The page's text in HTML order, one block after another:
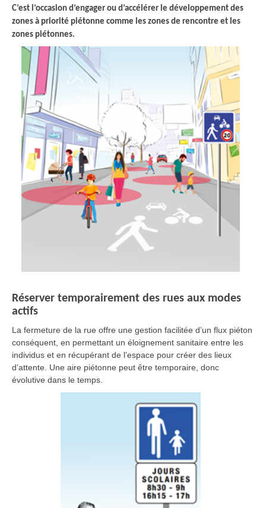
C’est l’occasion d’engager ou d’accélérer le développement des
zones à priorité piétonne comme les zones de rencontre et les
zones piétonnes.
Réserver temporairement des rues aux modes
actifs
La fermeture de la rue offre une gestion facilitée d’un flux piéton
conséquent, en permettant un éloignement sanitaire entre les
individus et en récupérant de l’espace pour créer des lieux
d’attente. Une aire piétonne peut être temporaire, donc
évolutive dans le temps.